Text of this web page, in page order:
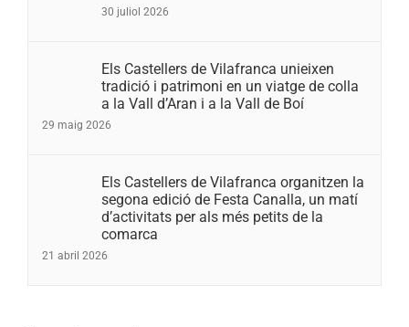
30 juliol 2026
Els Castellers de Vilafranca unieixen
tradició i patrimoni en un viatge de colla
a la Vall d’Aran i a la Vall de Boí
29 maig 2026
Els Castellers de Vilafranca organitzen la
segona edició de Festa Canalla, un matí
d’activitats per als més petits de la
comarca
21 abril 2026